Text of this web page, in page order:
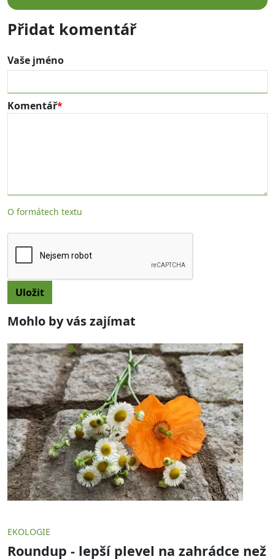
Přidat komentář
Vaše jméno
Komentář
O formátech textu
Mohlo by vás zajímat
EKOLOGIE
Roundup - lepší plevel na zahrádce než